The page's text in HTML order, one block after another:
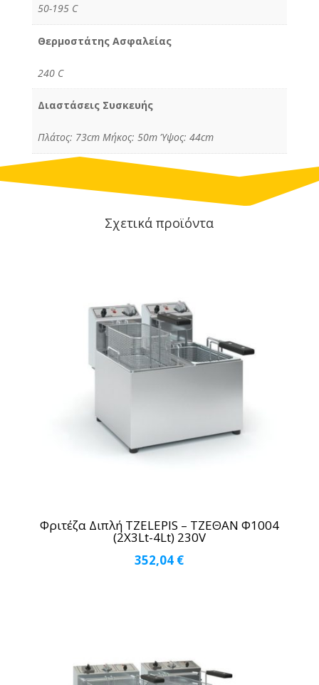
50-195 C
Θερμοστάτης Ασφαλείας
240 C
Διαστάσεις Συσκευής
Πλάτος: 73cm Μήκος: 50m Ύψος: 44cm
Σχετικά προϊόντα
Φριτέζα Διπλή TZELEPIS – ΤΖΕΘΑΝ Φ1004
(2Χ3Lt-4Lt) 230V
352,04 €